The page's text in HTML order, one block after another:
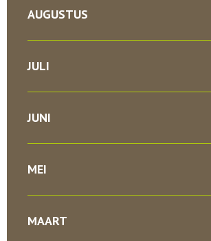
AUGUSTUS
JULI
JUNI
MEI
MAART